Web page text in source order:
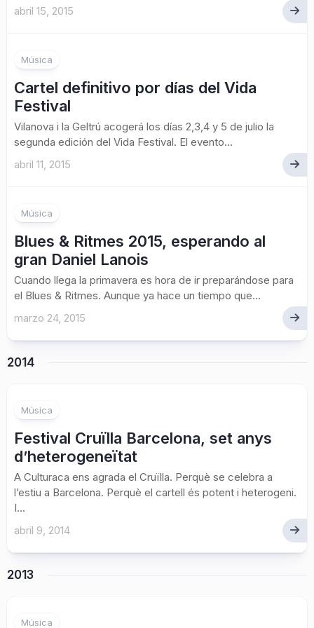
abril 15, 2015
Música
Cartel definitivo por días del Vida
Festival
Vilanova i la Geltrú acogerá los días 2,3,4 y 5 de julio la
segunda edición del Vida Festival. El evento...
abril 11, 2015
Música
Blues & Ritmes 2015, esperando al
gran Daniel Lanois
Cuando llega la primavera es hora de ir preparándose para
el Blues & Ritmes. Aunque ya hace un tiempo que...
marzo 24, 2015
2014
Música
Festival Cruïlla Barcelona, set anys
d’heterogeneïtat
A Culturaca ens agrada el Cruïlla. Perquè se celebra a
l’estiu a Barcelona. Perquè el cartell és potent i heterogeni.
I...
abril 9, 2014
2013
Música